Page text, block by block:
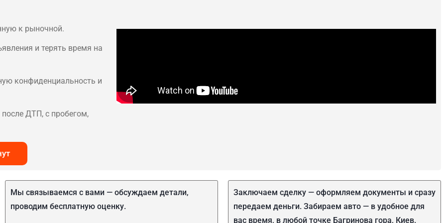
к рыночной.
и терять время на
конфиденциальность и
ДТП, с пробегом,
Мы связываемся с вами — обсуждаем детали,
проводим бесплатную оценку.
Заключаем сделку — оформляем документы и сразу
передаем деньги. Забираем авто — в удобное для
вас время, в любой точке Багринова гора, Киев.